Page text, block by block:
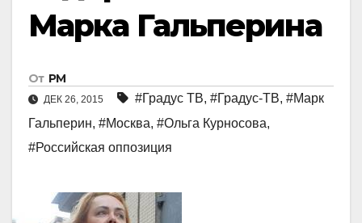
Марка Гальперина
От РМ
ДЕК 26, 2015 #Градус ТВ, #Градус-ТВ, #Марк
Гальперин, #Москва, #Ольга Курносова,
#Российская оппозиция